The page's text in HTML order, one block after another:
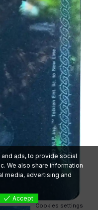
✕
PokePolis na
do społeczności —
eventy i rarytasy.
Polub stronę
ads, to provide social
We also share information
media, advertising and
Accept
Cookies settings